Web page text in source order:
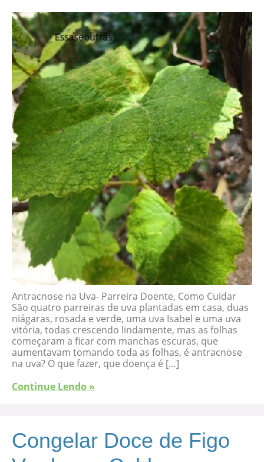
Antracnose na Uva- Parreira Doente, Como Cuidar
São quatro parreiras de uva plantadas em casa, duas
niágaras, rosada e verde, uma uva Isabel e uma uva
vitória, todas crescendo lindamente, mas as folhas
começaram a ficar com manchas escuras, que
aumentavam tomando toda as folhas, é antracnose
na uva? O que fazer, que doença é […]
Continue Lendo »
Congelar Doce de Figo